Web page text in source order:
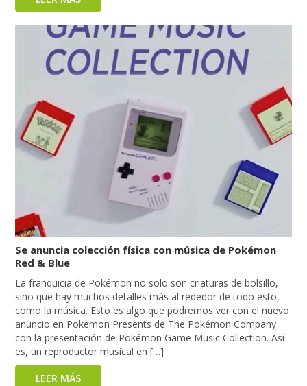
Se anuncia colección física con música de Pokémon
Red & Blue
La franquicia de Pokémon no solo son criaturas de bolsillo,
sino que hay muchos detalles más al rededor de todo esto,
como la música. Esto es algo que podremos ver con el nuevo
anuncio en Pokemon Presents de The Pokémon Company
con la presentación de Pokémon Game Music Collection. Así
es, un reproductor musical en […]
LEER MÁS